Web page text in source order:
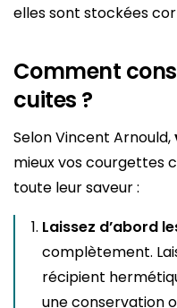
elles sont stockées
Comment
cuites ?
Selon Vincent Arnould,
mieux vos courgettes
toute leur saveur :
Laissez d’abord
complètement.
récipient
une conservation